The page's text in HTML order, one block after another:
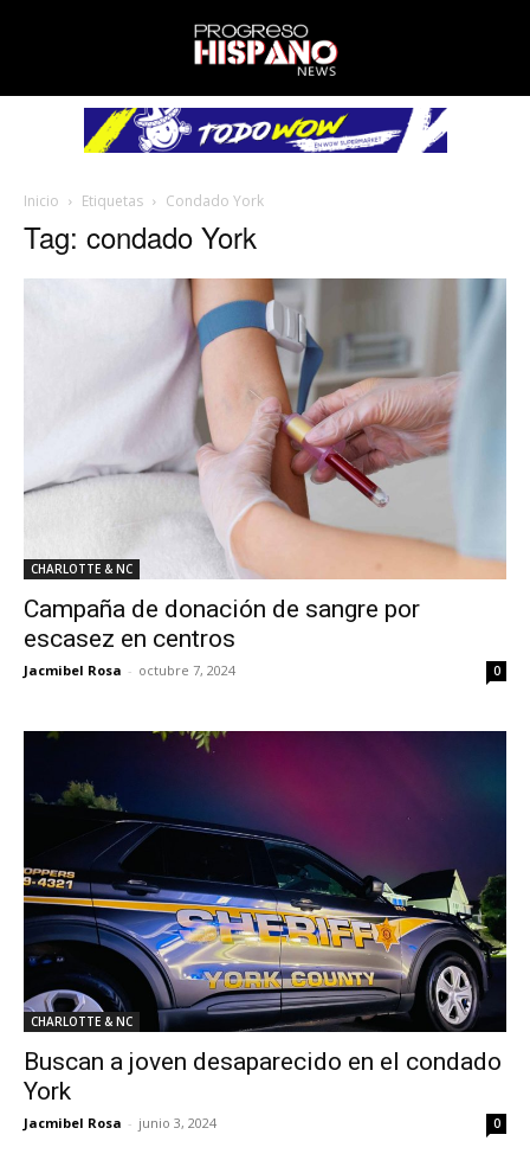
Inicio Etiquetas Condado York
Tag: condado York
CHARLOTTE & NC
Campaña de donación de sangre por
escasez en centros
Jacmibel Rosa - octubre 7, 2024 0
CHARLOTTE & NC
Buscan a joven desaparecido en el condado
York
Jacmibel Rosa - junio 3, 2024 0